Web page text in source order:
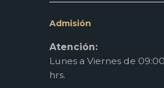
Admisión
Atención:
Lunes a Viernes de
hrs.